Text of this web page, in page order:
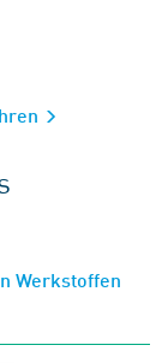
Werkstoffen